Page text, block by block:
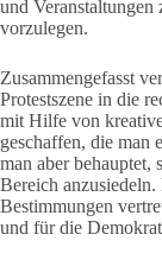
und
vorzulegen.
Zusammengefasst
Protestszene in die
mit Hilfe von
geschaffen, die man
man aber behauptet,
Bereich
Bestimmungen
und für die